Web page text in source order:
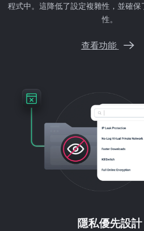
程式中。這降低了設定複雜性，並確
性。
查看功能
隱私優先設計